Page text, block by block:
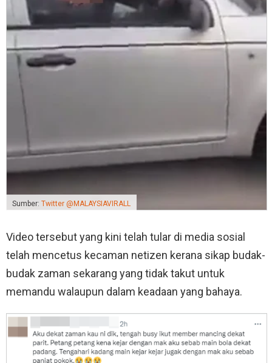
Sumber: Twitter @MALAYSIAVIRALL
Video tersebut yang kini telah tular di media sosial
telah mencetus kecaman netizen kerana sikap budak-
budak zaman sekarang yang tidak takut untuk
memandu walaupun dalam keadaan yang bahaya.